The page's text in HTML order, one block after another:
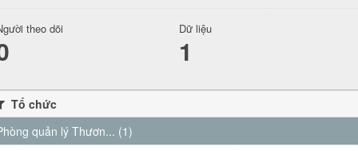
theo dõi Dữ liệu
1
Tổ chức
quản lý Thươn... (1)